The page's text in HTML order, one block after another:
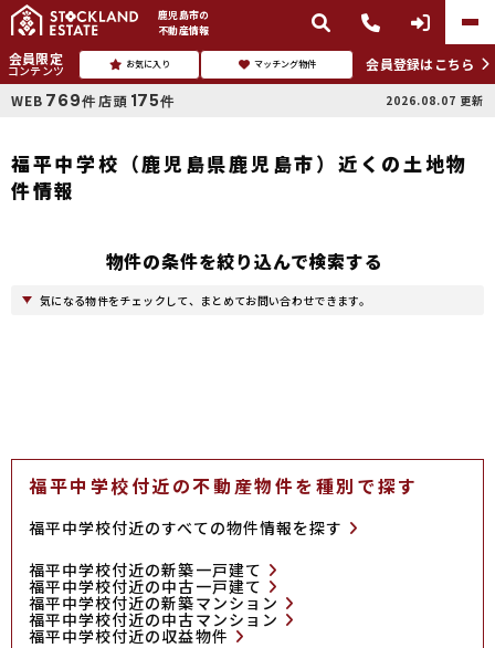
鹿児島市の
不動産情報
会員限定
コンテンツ お気に入り マッチング物件
会員登録はこちら
WEB 769件 店頭 175件 2026.08.07 更新
福平中学校（鹿児島県鹿児島市）近くの土地物
件情報
物件の条件を絞り込んで検索する
気になる物件をチェックして、まとめてお問い合わせできます。
福平中学校付近の不動産物件を種別で探す
福平中学校付近のすべての物件情報を探す
福平中学校付近の新築一戸建て
福平中学校付近の中古一戸建て
福平中学校付近の新築マンション
福平中学校付近の中古マンション
福平中学校付近の収益物件